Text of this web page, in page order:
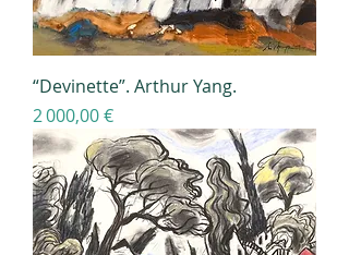
“Devinette”. Arthur Yang.
Prix
2 000,00 €